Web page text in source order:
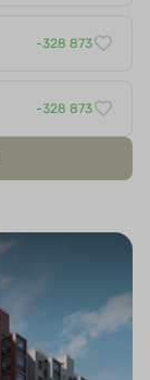
-328 873
-328 873